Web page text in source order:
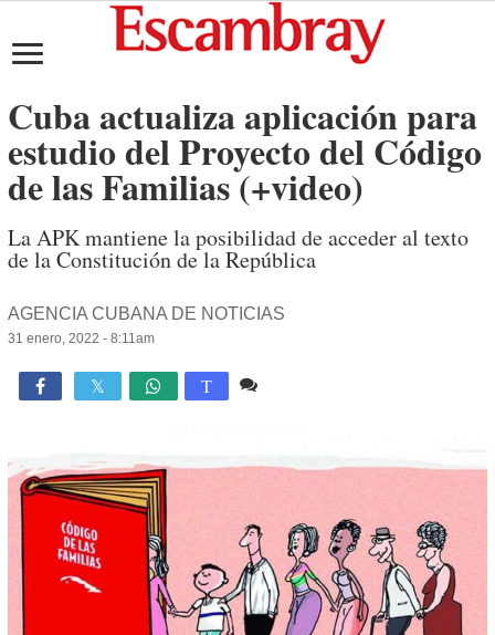
Cuba actualiza aplicación para
estudio del Proyecto del Código
de las Familias (+video)
La APK mantiene la posibilidad de acceder al texto
de la Constitución de la República
AGENCIA CUBANA DE NOTICIAS
31 enero, 2022 - 8:11am
 T